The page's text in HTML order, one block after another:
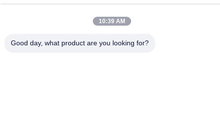
PVC-Bodenbelag für
10:39 AM
Good day, what product are you looking for?